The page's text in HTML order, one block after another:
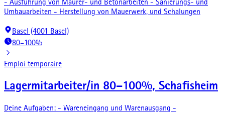
- Ausführung von Maurer- und Betonarbeiten - Sanierungs- und
Umbauarbeiten - Herstellung von Mauerwerk, und Schalungen
Basel (4001 Basel)
80–100%
Emploi temporaire
Lagermitarbeiter/in 80–100%, Schafisheim
Deine Aufgaben: - Wareneingang und Warenausgang -